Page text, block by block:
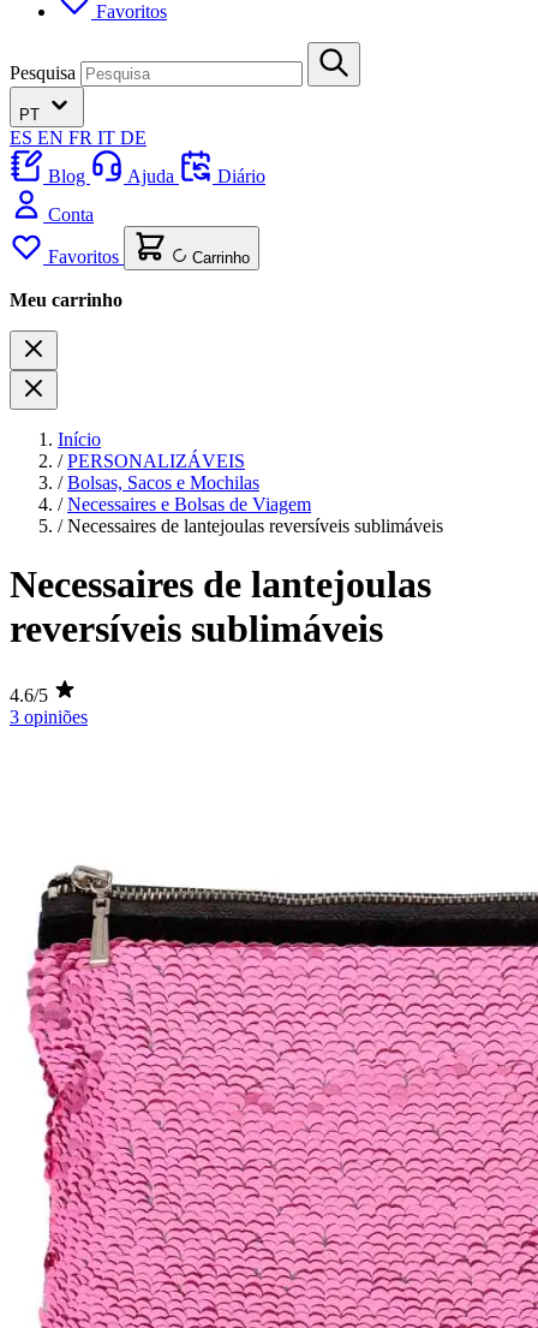
Favoritos
Pesquisa
PT
ES EN FR IT DE
Blog
Ajuda
Diário
Conta
Favoritos Carrinho
Meu carrinho
Início
/ PERSONALIZÁVEIS
/ Bolsas, Sacos e Mochilas
/ Necessaires e Bolsas de Viagem
/ Necessaires de lantejoulas reversíveis sublimáveis
Necessaires de lantejoulas
reversíveis sublimáveis
4.6/5
3 opiniões